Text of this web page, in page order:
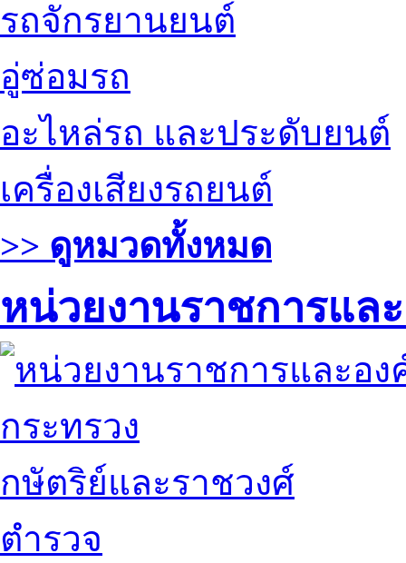
รถจักรยานยนต์
อู่ซ่อมรถ
อะไหล่รถ และประดับยนต์
เครื่องเสียงรถยนต์
>> ดูหมวดทั้งหมด
หน่วยงานราชการแล
กระทรวง
กษัตริย์และราชวงศ์
ตำรวจ